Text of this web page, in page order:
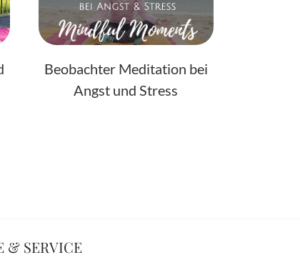
Beobachter Meditation bei
Angst und Stress
& SERVICE